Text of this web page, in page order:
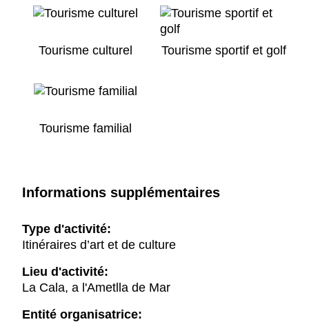
Tourisme culturel Tourisme sportif et golf
Tourisme familial
Informations supplémentaires
Type d'activité:
Itinéraires d’art et de culture
Lieu d'activité:
La Cala, a l'Ametlla de Mar
Entité organisatrice: